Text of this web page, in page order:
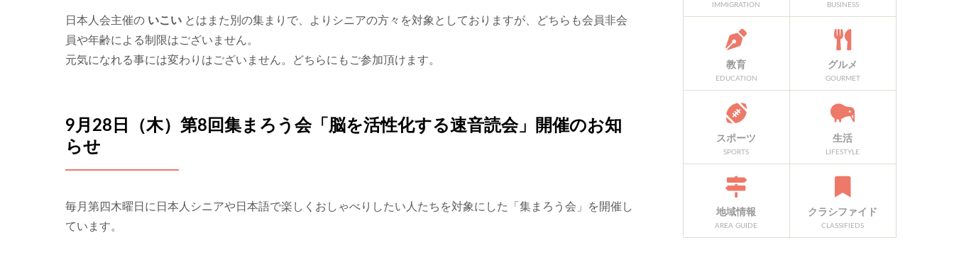
日本人会主催の いこい とはまた別の集まりで、よりシニアの方々を対象としておりますが、どちらも会員非会
員や年齢による制限はございません。
元気になれる事には変わりはございません。どちらにもご参加頂けます。
9月28日（木）第8回集まろう会「 脳を活性化する速音読会」開催のお知
らせ
毎月第四木曜日に日本人シニアや日本語で楽しくおしゃべりしたい人たちを対象にした「集まろう会」を開催し
ています。
IMMIGRATION BUSINESS
教育
EDUCATION
グルメ
GOURMET
スポーツ
SPORTS
生活
LIFESTYLE
地域情報
AREA GUIDE
クラシファイド
CLASSIFIEDS